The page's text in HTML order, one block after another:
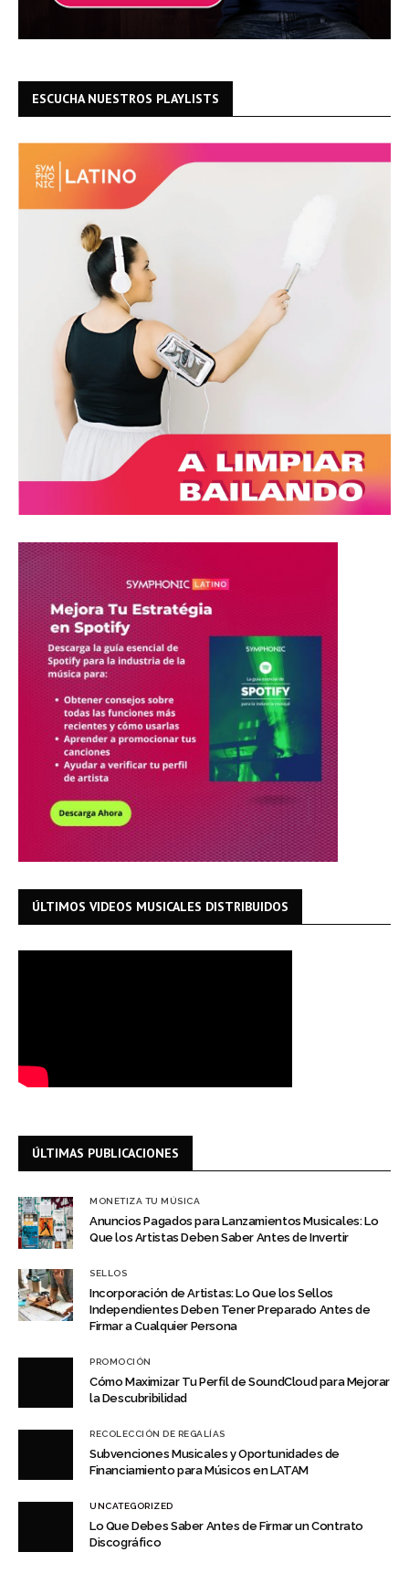
ESCUCHA NUESTROS PLAYLISTS
ÚLTIMOS VIDEOS MUSICALES DISTRIBUIDOS
ÚLTIMAS PUBLICACIONES
MONETIZA TU MÚSICA
Anuncios Pagados para Lanzamientos Musicales: Lo
Que los Artistas Deben Saber Antes de Invertir
SELLOS
Incorporación de Artistas: Lo Que los Sellos
Independientes Deben Tener Preparado Antes de
Firmar a Cualquier Persona
PROMOCIÓN
Cómo Maximizar Tu Perfil de SoundCloud para Mejorar
la Descubribilidad
RECOLECCIÓN DE REGALÍAS
Subvenciones Musicales y Oportunidades de
Financiamiento para Músicos en LATAM
UNCATEGORIZED
Lo Que Debes Saber Antes de Firmar un Contrato
Discográfico